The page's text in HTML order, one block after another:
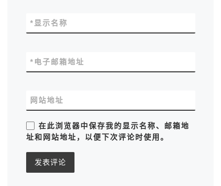
显示名称
*
电子邮箱地址
*
网站地址
在此浏览器中保存我的显示名称、邮箱地
址和网站地址，以便下次评论时使用。